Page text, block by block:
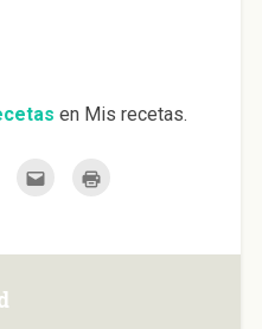
en Mis recetas.
c c